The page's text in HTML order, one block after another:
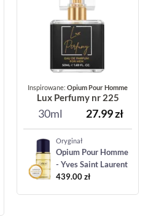
Inspirowane: Opium Pour Homme
Lux Perfumy nr 225
30ml 27.99zł
Oryginał
Opium Pour Homme
- Yves Saint Laurent
439.00zł